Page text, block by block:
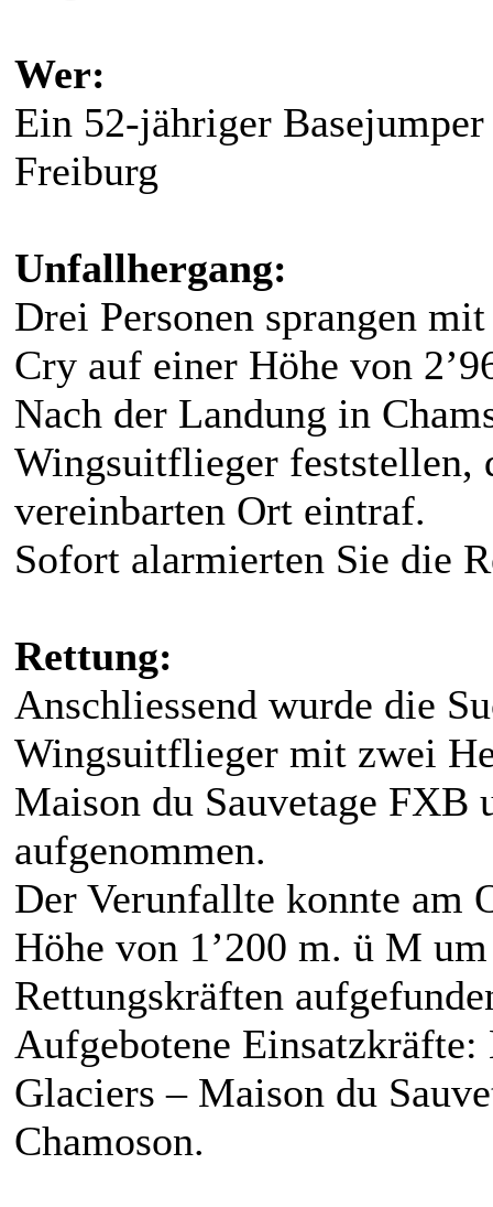
Wer:
Ein 52-jähriger
Freiburg
Unfallhergang:
Drei Personen sprangen
Cry auf einer Höhe von
Nach der Landung in
Wingsuitflieger feststellen,
vereinbarten Ort eintraf.
Sofort alarmierten Sie die
Rettung:
Anschliessend wurde die
Wingsuitflieger mit zwei
Maison du Sauvetage FXB
aufgenommen.
Der Verunfallte konnte am
Höhe von 1’200 m. ü M
Rettungskräften
Aufgebotene
Glaciers – Maison du
Chamoson.